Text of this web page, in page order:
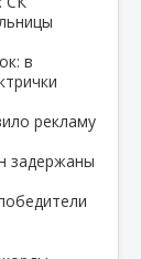
в
рекламу
задержаны